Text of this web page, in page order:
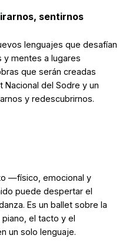
sentirnos
lenguajes que desafían
y mentes a lugares
que serán creadas
Nacional del Sodre y un
y redescubrirnos.
—físico, emocional y
puede despertar el
Es un ballet sobre la
el tacto y el
un solo lenguaje.